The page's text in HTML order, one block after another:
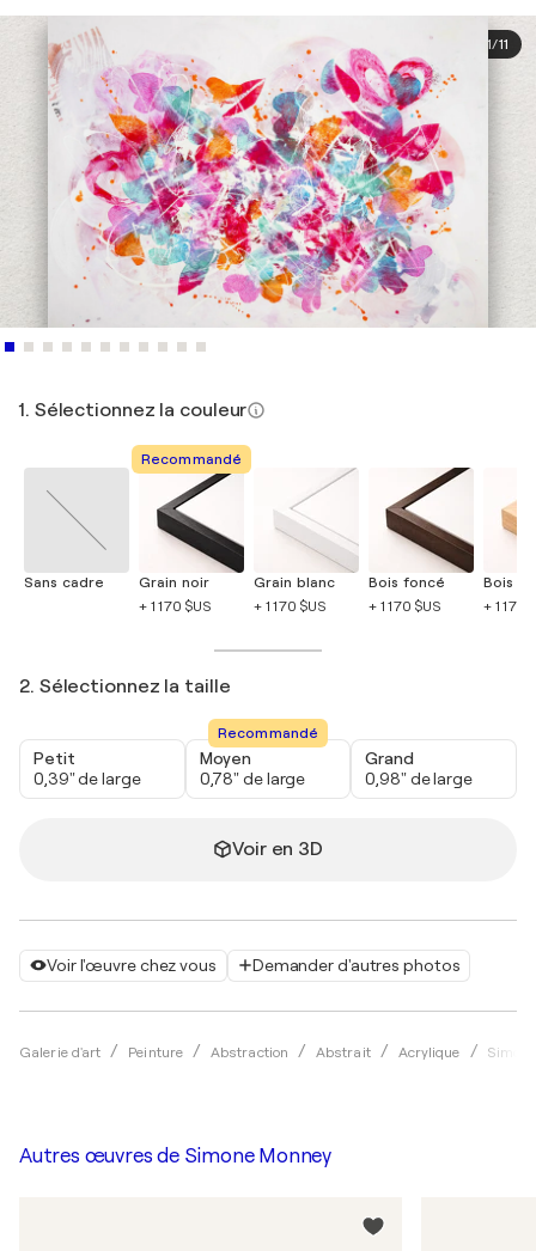
Voir l'œuvre chez vous Demander d'autres photos
Galerie d'art Peinture Abstraction Abstrait Acrylique
1/11
1. Sélectionnez la couleur
Sans cadre
Recommandé
Grain noir
+ 1 170 $US
Grain blanc
+ 1 170 $US
Bois foncé
+ 1 170 $US
Bois
+ 1 170
2. Sélectionnez la taille
Petit
0,39" de large
Recommandé
Moyen
0,78" de large
Grand
0,98" de large
Voir en 3D
Autres œuvres de Simone Monney